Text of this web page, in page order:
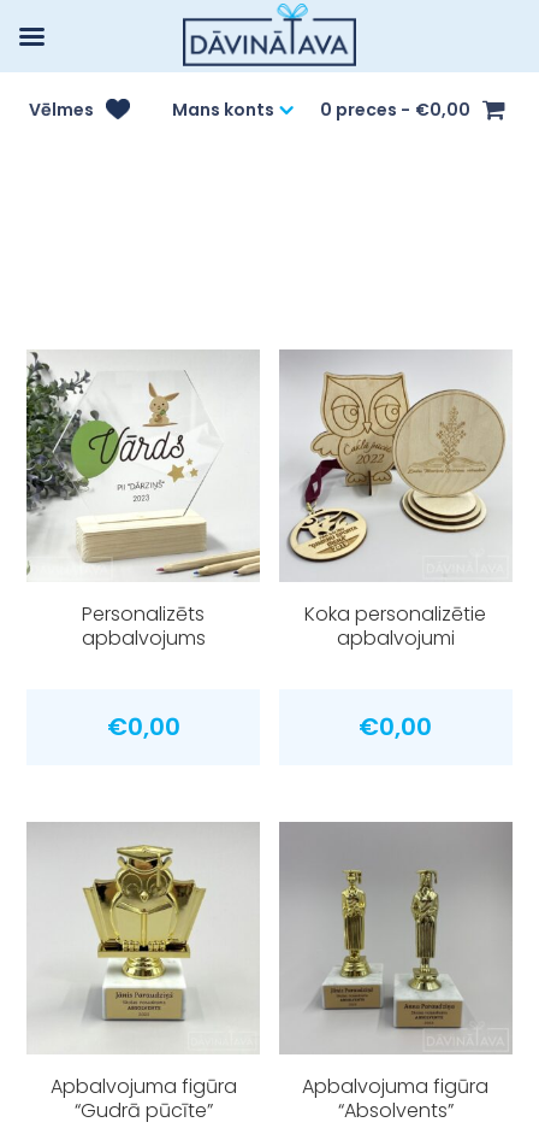
Vēlmes Mans konts 0 preces €0,00
Personalizēts
apbalvojums
€0,00
Koka personalizētie
apbalvojumi
€0,00
Apbalvojuma figūra
“Gudrā pūcīte”
Apbalvojuma figūra
“Absolvents”